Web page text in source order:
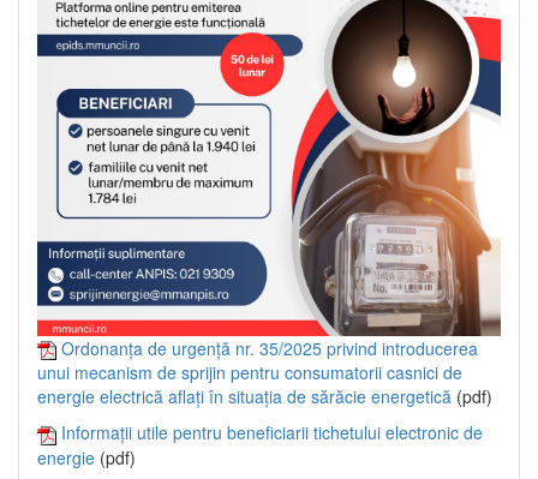
Ordonanța de urgență nr. 35/2025 privind introducerea
unui mecanism de sprijin pentru consumatorii casnici de
energie electrică aflați în situația de sărăcie energetică (pdf)
Informații utile pentru beneficiarii tichetului electronic de
energie (pdf)